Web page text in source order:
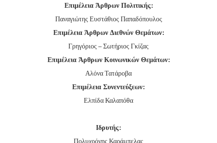
Επιμέλεια Άρθρων Πολιτικής:
Παναγιώτης Ευστάθιος Παπαδόπουλος
Επιμέλεια Άρθρων Διεθνών Θεμάτων:
Γρηγόριος – Σωτήριος Γκίζας
Επιμέλεια Άρθρων Κοινωνικών Θεμάτων:
Αλόνα Τατάροβα
Επιμέλεια Συνεντεύξεων:
Ελπίδα Καλαπόθα
Ιδρυτής:
Πολυχρόνης Καράμπελας